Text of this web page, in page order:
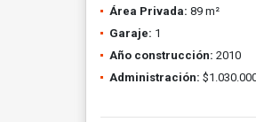
Área Privada: 89 m²
Garaje: 1
Año construcción: 2010
Administración: